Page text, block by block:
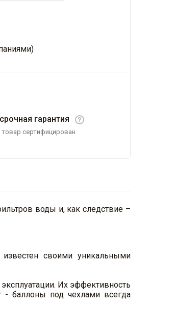
гарантия
товар сертифицирован
воды и, как следствие –
известен своими уникальными
Их эффективность
- баллоны под чехлами всегда